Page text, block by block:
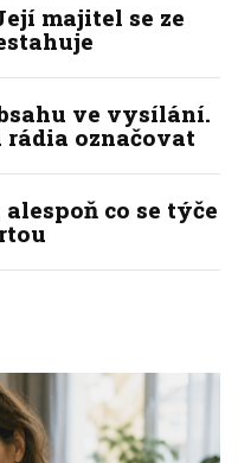
majitel se ze
ve vysílání.
rádia označovat
co se týče